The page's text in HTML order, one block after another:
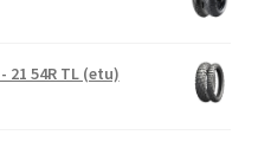
21 54R TL (etu)